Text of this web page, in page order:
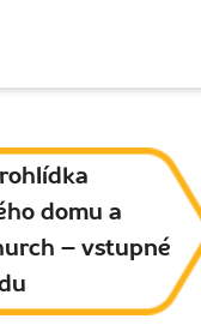
domu a
– vstupné